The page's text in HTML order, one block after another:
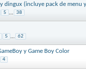
dingux (incluye pack de menu
5 ... 38
5 ... 62
y Game Boy Color
4